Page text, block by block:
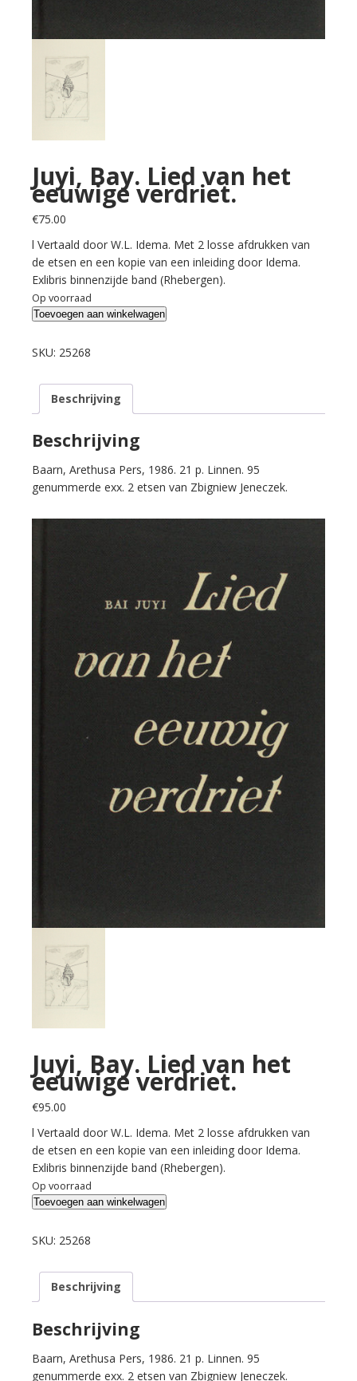
Juyi, Bay. Lied van het
eeuwige verdriet.
€75.00
l Vertaald door W.L. Idema. Met 2 losse afdrukken van
de etsen en een kopie van een inleiding door Idema.
Exlibris binnenzijde band (Rhebergen).
Op voorraad
Juyi,
Lied
het
eeuwige
verdriet.
aantal
Toevoegen aan winkelwagen
SKU: 25268
Beschrijving
Beschrijving
Baarn, Arethusa Pers, 1986. 21 p. Linnen. 95
genummerde exx. 2 etsen van Zbigniew Jeneczek.
Juyi, Bay. Lied van het
eeuwige verdriet.
€95.00
l Vertaald door W.L. Idema. Met 2 losse afdrukken van
de etsen en een kopie van een inleiding door Idema.
Exlibris binnenzijde band (Rhebergen).
Op voorraad
Juyi,
Lied
het
eeuwige
aantal
Toevoegen aan winkelwagen
SKU: 25268
Beschrijving
Beschrijving
Baarn, Arethusa Pers, 1986. 21 p. Linnen. 95
genummerde exx. 2 etsen van Zbigniew Jeneczek.